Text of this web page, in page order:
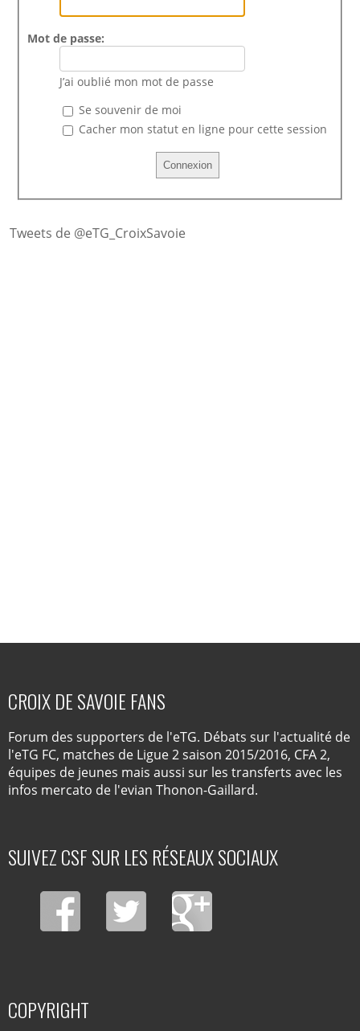
Mot de passe:
J’ai oublié mon mot de passe
Se souvenir de moi
Cacher mon statut en ligne pour cette session
Tweets de @eTG_CroixSavoie
CROIX DE SAVOIE FANS
Forum des supporters de l'eTG. Débats sur l'actualité de
l'eTG FC, matches de Ligue 2 saison 2015/2016, CFA 2,
équipes de jeunes mais aussi sur les transferts avec les
infos mercato de l'evian Thonon-Gaillard.
SUIVEZ CSF SUR LES RÉSEAUX SOCIAUX
COPYRIGHT